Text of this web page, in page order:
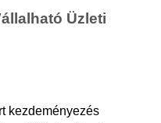
Üzleti
kezdeményezés